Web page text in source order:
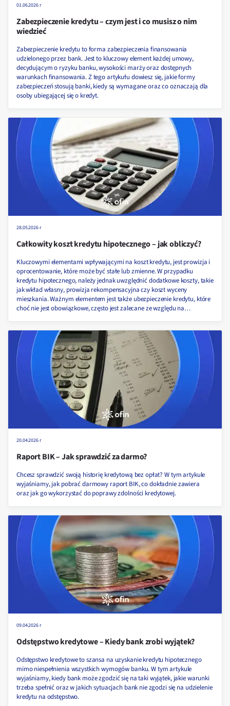
01.06.2026 r
Zabezpieczenie kredytu – czym jest i co musisz o nim
wiedzieć
Zabezpieczenie kredytu to forma zabezpieczenia finansowania
udzielonego przez bank. Jest to kluczowy element każdej umowy,
decydującym o ryzyku banku, wysokości marży oraz dostępnych
warunkach finansowania. Z tego artykułu dowiesz się, jakie formy
zabezpieczeń stosują banki, kiedy są wymagane oraz co oznaczają dla
osoby ubiegającej się o kredyt.
28.05.2026 r
Całkowity koszt kredytu hipotecznego – jak obliczyć?
Kluczowymi elementami wpływającymi na koszt kredytu, jest prowizja i
oprocentowanie, które może być stałe lub zmienne. W przypadku
kredytu hipotecznego, należy jednak uwzględnić dodatkowe koszty, takie
jak wkład własny, prowizja rekompensacyjna czy koszt wyceny
mieszkania. Ważnym elementem jest także ubezpieczenie kredytu, które
choć nie jest obowiązkowe, często jest zalecane ze względu na
20.04.2026 r
Raport BIK – Jak sprawdzić za darmo?
Chcesz sprawdzić swoją historię kredytową bez opłat? W tym artykule
wyjaśniamy, jak pobrać darmowy raport BIK, co dokładnie zawiera
oraz jak go wykorzystać do poprawy zdolności kredytowej.
09.04.2026 r
Odstępstwo kredytowe – Kiedy bank zrobi wyjątek?
Odstępstwo kredytowe to szansa na uzyskanie kredytu hipotecznego
mimo niespełnienia wszystkich wymogów banku. W tym artykule
wyjaśniamy, kiedy bank może zgodzić się na taki wyjątek, jakie warunki
trzeba spełnić oraz w jakich sytuacjach bank nie zgodzi się na udzielenie
kredytu na odstępstwo.